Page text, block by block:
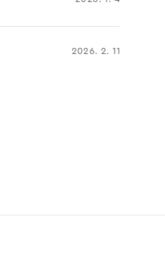
2026. 2. 11